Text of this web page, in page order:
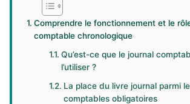
Comprendre le fonctionnement et le
comptable chronologique
Qu’est-ce que le journal
l’utiliser ?
La place du livre journal parmi
comptables obligatoires